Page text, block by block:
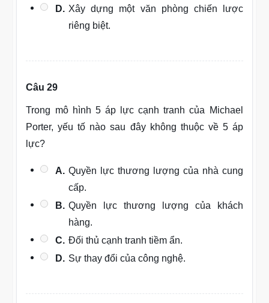
D. Xây dựng một văn phòng chiến lược
riêng biệt.
Câu 29
Trong mô hình 5 áp lực cạnh tranh của Michael
Porter, yếu tố nào sau đây không thuộc về 5 áp
lực?
A. Quyền lực thương lượng của nhà cung
cấp.
B. Quyền lực thương lượng của khách
hàng.
C. Đối thủ cạnh tranh tiềm ẩn.
D. Sự thay đổi của công nghệ.